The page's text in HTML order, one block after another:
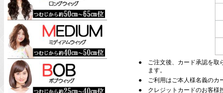
●
ご注文後、カード承認を取
ます。
●
ご利用はご本人様名義のカ
●
クレジットカードのお客様